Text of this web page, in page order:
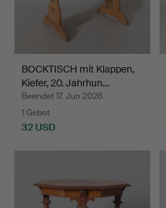
BOCKTISCH mit Klappen,
Kiefer, 20. Jahrhun…
Beendet 17. Jun 2026
1 Gebot
32 USD